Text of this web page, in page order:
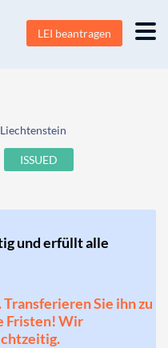
LEI beantragen
ISSUED
und erfüllt alle
Transferieren Sie ihn zu
Fristen! Wir